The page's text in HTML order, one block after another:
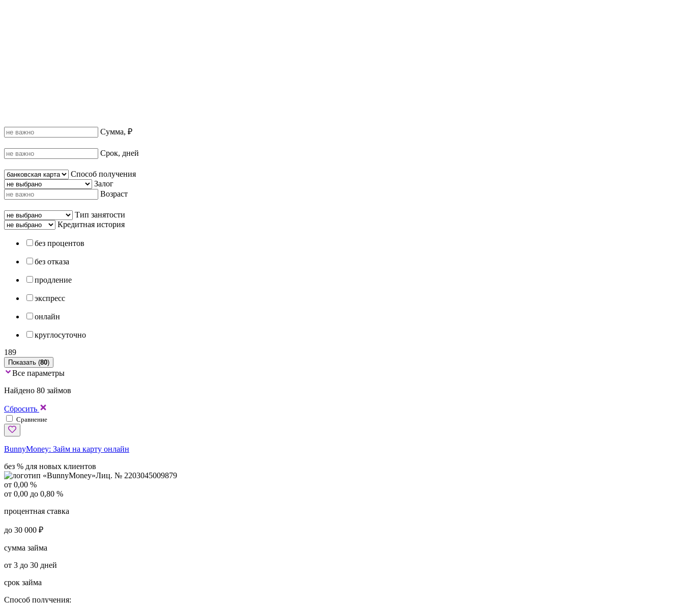
Сумма, ₽
Срок, дней
Способ получения
Залог
Возраст
Тип занятости
Кредитная история
без процентов
без отказа
продление
экспресс
онлайн
круглосуточно
189
Показать (80)
Все параметры
Найдено 80 займов
Сбросить
Сравнение
BunnyMoney: Займ на карту онлайн
без % для новых клиентов
Лиц. № 2203045009879
от 0,00 %
от 0,00 до 0,80 %
процентная ставка
до 30 000 ₽
сумма займа
от 3 до 30 дней
срок займа
Способ получения: